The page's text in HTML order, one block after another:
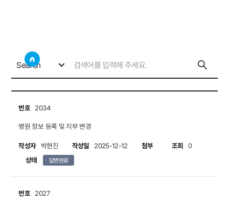
회원의 소리
Search
번호 2034
병원 정보 등록 및 지부 변경
작성자 박현진 작성일 2025-12-12 첨부 조회 0
상태 답변완료
번호 2027